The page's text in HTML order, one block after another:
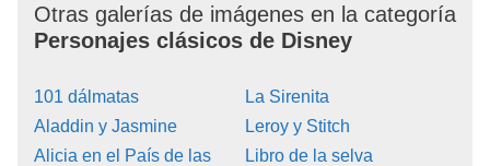
Otras galerías de imágenes en la categoría
Personajes clásicos de Disney
101 dálmatas
Aladdin y Jasmine
Alicia en el País de las
La Sirenita
Leroy y Stitch
Libro de la selva